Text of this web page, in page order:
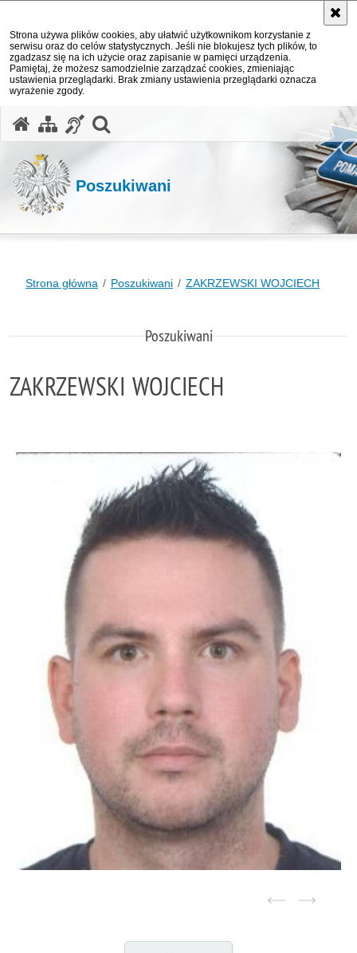
Strona używa plików cookies, aby ułatwić użytkownikom korzystanie z
serwisu oraz do celów statystycznych. Jeśli nie blokujesz tych plików, to
zgadzasz się na ich użycie oraz zapisanie w pamięci urządzenia.
Pamiętaj, że możesz samodzielnie zarządzać cookies, zmieniając
ustawienia przeglądarki. Brak zmiany ustawienia przeglądarki oznacza
wyrażenie zgody.
Poszukiwani
Strona główna Poszukiwani ZAKRZEWSKI WOJCIECH
Poszukiwani
ZAKRZEWSKI WOJCIECH